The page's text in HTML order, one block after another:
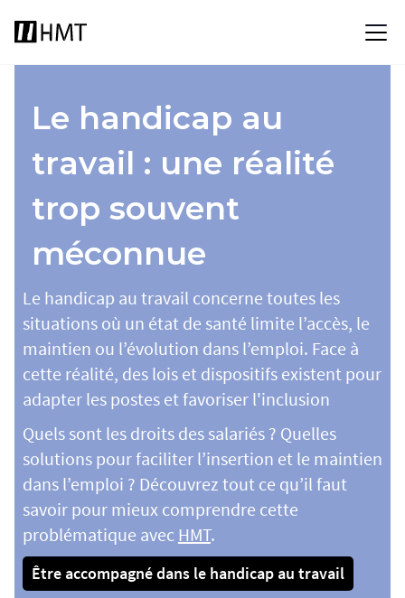
Le handicap au
travail : une réalité
trop souvent
méconnue
Le handicap au travail concerne toutes les
situations où un état de santé limite l’accès, le
maintien ou l’évolution dans l’emploi. Face à
cette réalité, des lois et dispositifs existent pour
adapter les postes et favoriser l'inclusion
Quels sont les droits des salariés ? Quelles
solutions pour faciliter l’insertion et le maintien
dans l’emploi ? Découvrez tout ce qu’il faut
savoir pour mieux comprendre cette
problématique avec HMT.
Être accompagné dans le handicap au travail